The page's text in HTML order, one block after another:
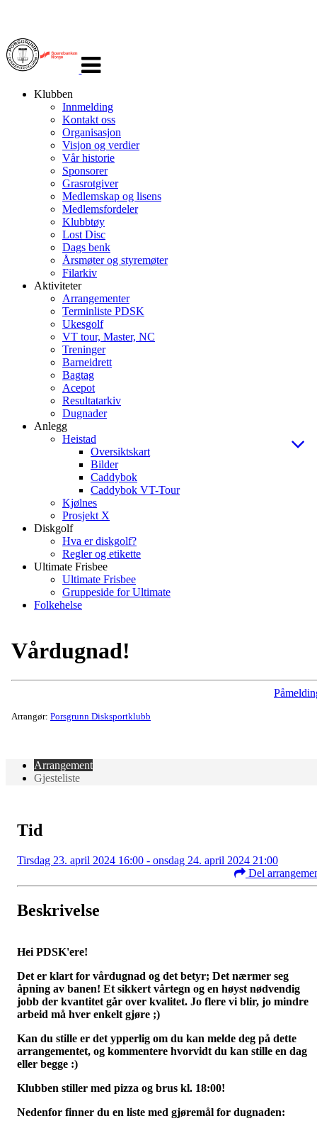
navigasjon
Klubben
Innmelding
Kontakt oss
Organisasjon
Visjon og verdier
Vår historie
Sponsorer
Grasrotgiver
Medlemskap og lisens
Medlemsfordeler
Klubbtøy
Lost Disc
Dags benk
Årsmøter og styremøter
Filarkiv
Aktiviteter
Arrangementer
Terminliste PDSK
Ukesgolf
VT tour, Master, NC
Treninger
Barneidrett
Bagtag
Acepot
Resultatarkiv
Dugnader
Anlegg
Heistad
Oversiktskart
Bilder
Caddybok
Caddybok VT-Tour
Kjølnes
Prosjekt X
Diskgolf
Hva er diskgolf?
Regler og etikette
Ultimate Frisbee
Ultimate Frisbee
Gruppeside for Ultimate
Folkehelse
Vårdugnad!
Arrangør: Porsgrunn Disksportklubb
Arrangement
Gjesteliste
Tid
Tirsdag 23. april 2024 16:00 - onsdag 24. april 2024 21:00
Del
Beskrivelse
Hei PDSK'ere!
Det er klart for vårdugnad og det betyr; Det nærmer seg
åpning av banen! Et sikkert vårtegn og en høyst nødvendig
jobb der kvantitet går over kvalitet. Jo flere vi blir, jo mindre
arbeid må hver enkelt gjøre ;)
Kan du stille er det ypperlig om du kan melde deg på dette
arrangementet, og kommentere hvorvidt du kan stille en dag
eller begge :)
Klubben stiller med pizza og brus kl. 18:00!
Nedenfor finner du en liste med gjøremål for dugnaden: